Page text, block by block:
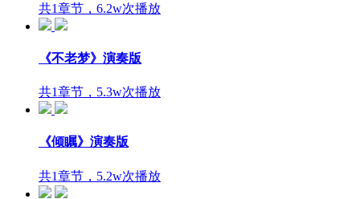
共1章节，6.2w次播放
《不老梦》演奏版
共1章节，5.3w次播放
《倾瞩》演奏版
共1章节，5.2w次播放